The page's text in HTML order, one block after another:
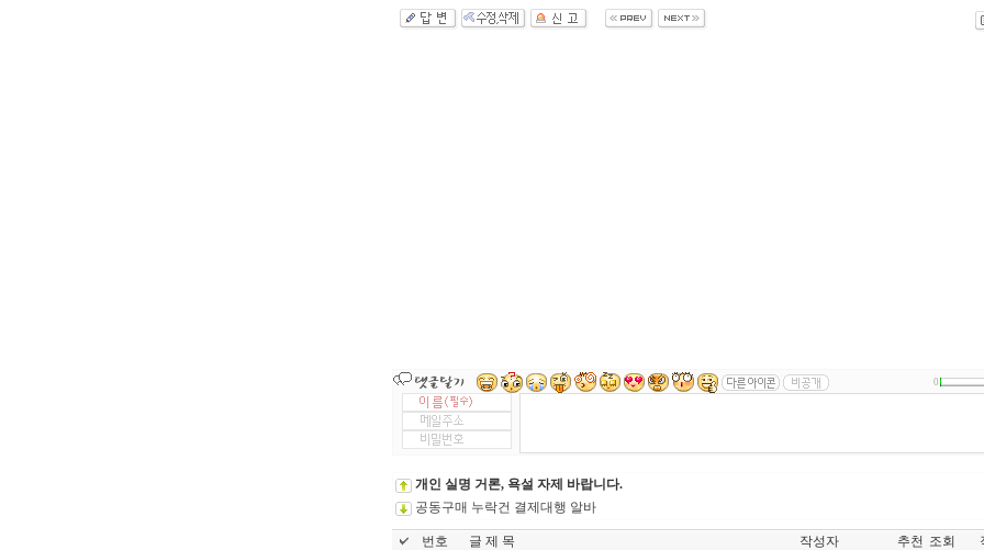
0
개인 실명 거론, 욕설 자제 바랍니다.
공동구매 누락건 결제대행 알바
번호 글 제 목 작성자 추천 조회